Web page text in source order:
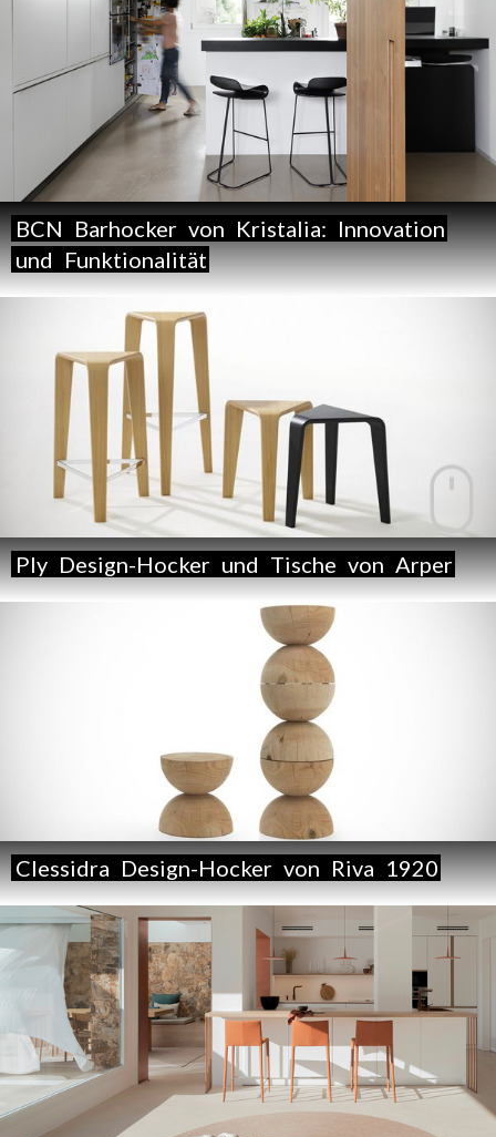
BCN Barhocker von Kristalia: Innovation
und Funktionalität
Ply Design-Hocker und Tische von Arper
Clessidra Design-Hocker von Riva 1920